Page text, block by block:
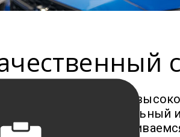
обслуживание
Вас это профессиональный
мы